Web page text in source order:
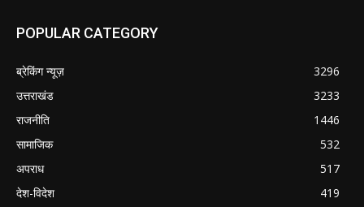
POPULAR CATEGORY
ब्रेकिंग न्यूज़
3296
उत्तराखंड
3233
राजनीति
1446
सामाजिक
532
अपराध
517
देश-विदेश
419